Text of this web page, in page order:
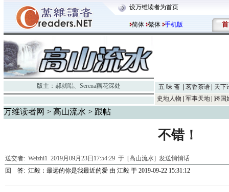
设万维读者为首页
简体 繁体 手机版 首
版主： 郝就唱、 Serena藕花深处 五 味 斋 茗香茶语
天下
史地人物
军事天地 跨国
万维读者网 > 高山流水 > 跟帖
不错！
送交者: Weizhi1 2019月09月23日17:54:29 于 [高山流水] 发送悄悄话
回 答: 江毅：最远的你是我最近的爱 由 江毅 于 2019-09-22 15:31:12